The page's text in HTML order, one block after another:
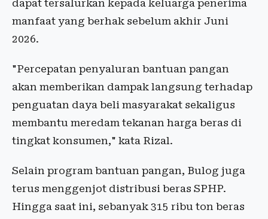
dapat tersalurkan kepada keluarga penerima
manfaat yang berhak sebelum akhir Juni
2026.
"Percepatan penyaluran bantuan pangan
akan memberikan dampak langsung terhadap
penguatan daya beli masyarakat sekaligus
membantu meredam tekanan harga beras di
tingkat konsumen," kata Rizal.
Selain program bantuan pangan, Bulog juga
terus menggenjot distribusi beras SPHP.
Hingga saat ini, sebanyak 315 ribu ton beras